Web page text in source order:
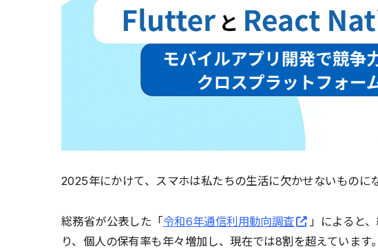
2025年にかけて、スマホは私たちの生活に欠かせないものにな
総務省が公表した「令和6年通信利用動向調査
」によると
り、個人の保有率も年々増加し、現在では8割を超えていま